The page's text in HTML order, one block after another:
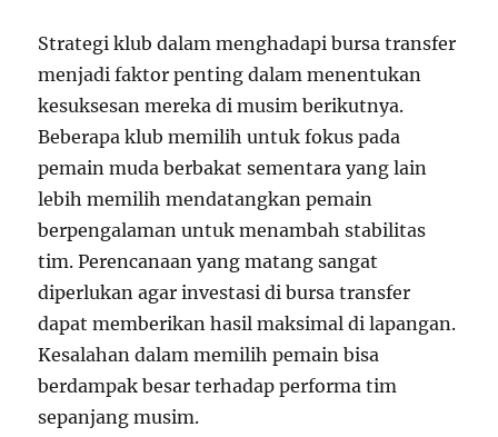
Strategi klub dalam menghadapi bursa transfer
menjadi faktor penting dalam menentukan
kesuksesan mereka di musim berikutnya.
Beberapa klub memilih untuk fokus pada
pemain muda berbakat sementara yang lain
lebih memilih mendatangkan pemain
berpengalaman untuk menambah stabilitas
tim. Perencanaan yang matang sangat
diperlukan agar investasi di bursa transfer
dapat memberikan hasil maksimal di lapangan.
Kesalahan dalam memilih pemain bisa
berdampak besar terhadap performa tim
sepanjang musim.